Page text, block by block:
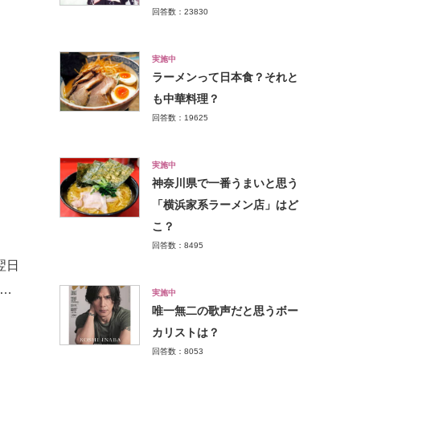
日
回答数：23830
実施中
ラーメンって日本食？それと
も中華料理？
回答数：19625
実施中
神奈川県で一番うまいと思う
「横浜家系ラーメン店」はど
こ？
回答数：8495
実施中
唯一無二の歌声だと思うボー
カリストは？
回答数：8053